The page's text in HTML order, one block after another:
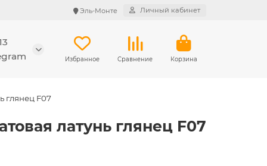
Эль-Монте Личный кабинет
Избранное Сравнение Корзина
глянец F07
латунь глянец F07